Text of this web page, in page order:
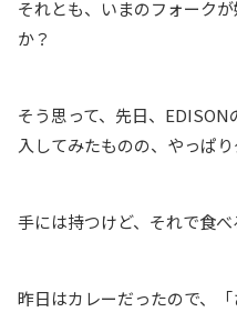
それとも、いまのフォーク
か？
そう思って、先日、
入してみたものの、やっぱり
手には持つけど、それで食べ
昨日はカレーだったので、